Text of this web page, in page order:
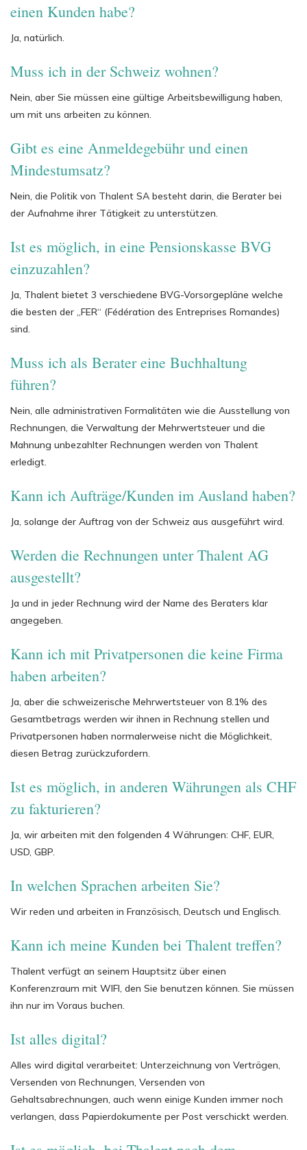
einen Kunden habe?
Ja, natürlich.
Muss ich in der Schweiz wohnen?
Nein, aber Sie müssen eine gültige Arbeitsbewilligung haben,
um mit uns arbeiten zu können.
Gibt es eine Anmeldegebühr und einen
Mindestumsatz?
Nein, die Politik von Thalent SA besteht darin, die Berater bei
der Aufnahme ihrer Tätigkeit zu unterstützen.
Ist es möglich, in eine Pensionskasse BVG
einzuzahlen?
Ja, Thalent bietet 3 verschiedene BVG-Vorsorgepläne welche
die besten der „FER“ (Fédération des Entreprises Romandes)
sind.
Muss ich als Berater eine Buchhaltung
führen?
Nein, alle administrativen Formalitäten wie die Ausstellung von
Rechnungen, die Verwaltung der Mehrwertsteuer und die
Mahnung unbezahlter Rechnungen werden von Thalent
erledigt.
Kann ich Aufträge/Kunden im Ausland haben?
Ja, solange der Auftrag von der Schweiz aus ausgeführt wird.
Werden die Rechnungen unter Thalent AG
ausgestellt?
Ja und in jeder Rechnung wird der Name des Beraters klar
angegeben.
Kann ich mit Privatpersonen die keine Firma
haben arbeiten?
Ja, aber die schweizerische Mehrwertsteuer von 8.1% des
Gesamtbetrags werden wir ihnen in Rechnung stellen und
Privatpersonen haben normalerweise nicht die Möglichkeit,
diesen Betrag zurückzufordern.
Ist es möglich, in anderen Währungen als CHF
zu fakturieren?
Ja, wir arbeiten mit den folgenden 4 Währungen: CHF, EUR,
USD, GBP.
In welchen Sprachen arbeiten Sie?
Wir reden und arbeiten in Französisch, Deutsch und Englisch.
Kann ich meine Kunden bei Thalent treffen?
Thalent verfügt an seinem Hauptsitz über einen
Konferenzraum mit WIFI, den Sie benutzen können. Sie müssen
ihn nur im Voraus buchen.
Ist alles digital?
Alles wird digital verarbeitet: Unterzeichnung von Verträgen,
Versenden von Rechnungen, Versenden von
Gehaltsabrechnungen, auch wenn einige Kunden immer noch
verlangen, dass Papierdokumente per Post verschickt werden.